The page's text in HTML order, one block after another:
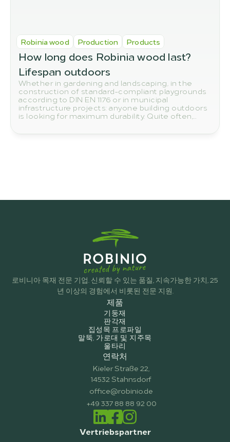
Robinia wood Production Products
How long does Robinia wood last?
Lifespan outdoors
Whether in gardening and landscaping, in the
construction of standard-compliant playgrounds
according to DIN EN 1176 or in municipal
infrastructure projects: anyone building outdoors
is looking for maximum durability. Quite often,
eyes reflexively turn to tropical woods such as
로비니아 목재 전문 기업. 신뢰할 수 있는 품질, 지속가능한 가치, 25
년 이상의 경험에서 비롯된 전문 지원.
연락처
Kieler Straße 22,
14532 Stahnsdorf
office@robinio.de
+49 337 88 88 92 00
Vertriebspartner
제품
기둥재
판각재
집성목 프로파일
말뚝, 가로대 및 지주목
울타리